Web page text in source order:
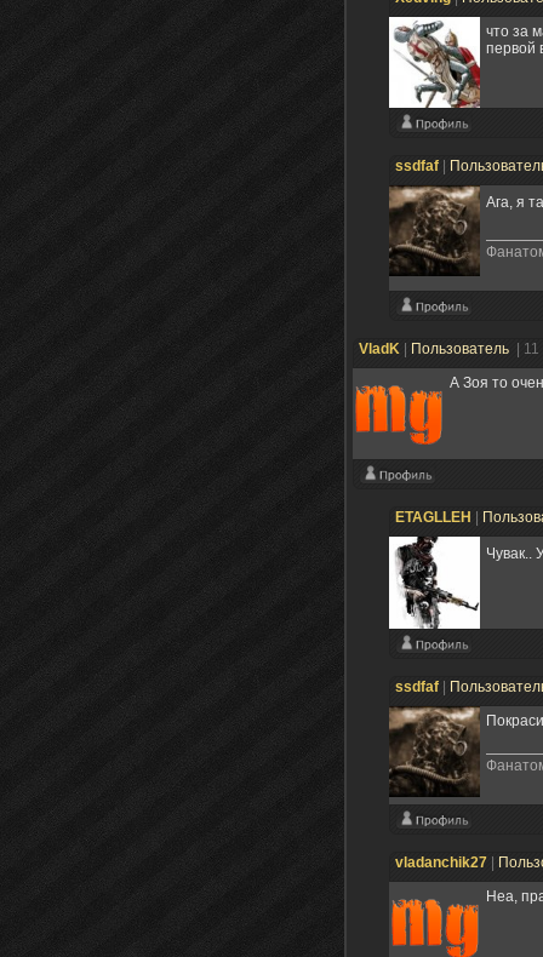
что за
первой
ssdfaf
Ага, я
VladK Пользователь
|
А Зоя то
ETAGLLEH
Чувак..
ssdfaf
vladanchik27
Неа,